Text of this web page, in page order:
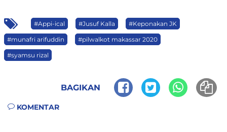
#Appi-ical #Jusuf Kalla #Keponakan JK
#munafri arifuddin #pilwalkot makassar 2020
#syamsu rizal
BAGIKAN
KOMENTAR